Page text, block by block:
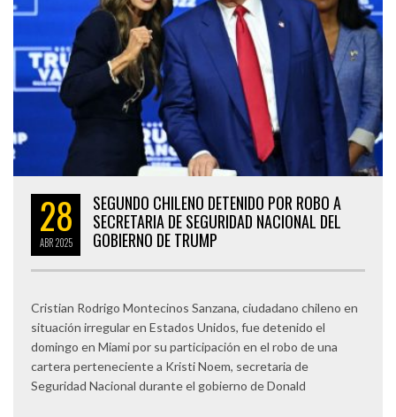
28
ABR2025
SEGUNDO CHILENO DETENIDO POR ROBO A
SECRETARIA DE SEGURIDAD NACIONAL DEL
GOBIERNO DE TRUMP
Cristian Rodrigo Montecinos Sanzana, ciudadano chileno en
situación irregular en Estados Unidos, fue detenido el
domingo en Miami por su participación en el robo de una
cartera perteneciente a Kristi Noem, secretaria de
Seguridad Nacional durante el gobierno de Donald